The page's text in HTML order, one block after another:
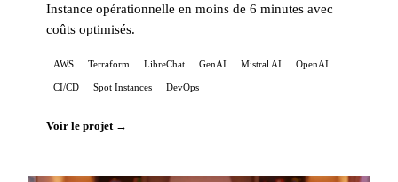
Instance opérationnelle en moins de 6 minutes avec
coûts optimisés.
AWS Terraform LibreChat GenAI Mistral AI OpenAI
CI/CD Spot Instances DevOps
Voir le projet →